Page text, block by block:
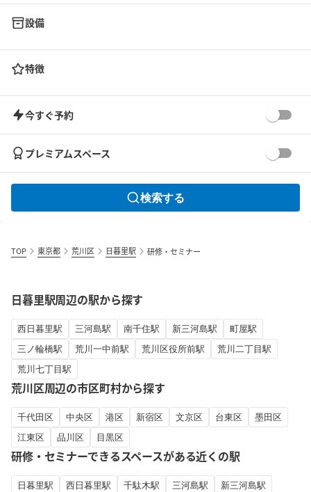
設備
特徴
今すぐ予約
プレミアムスペース
検索する
TOP 東京都 荒川区 日暮里駅 研修・セミナー
日暮里駅周辺の駅から探す
西日暮里駅 三河島駅 南千住駅 新三河島駅
町屋駅
三ノ輪橋駅
荒川一中前駅 荒川区役所前駅
荒川二丁目駅
荒川七丁目駅
荒川区周辺の市区町村から探す
千代田区 中央区 港区 新宿区 文京区 台東区
墨田区
江東区
品川区 目黒区
研修・セミナーできるスペースがある近くの駅
日暮里駅 西日暮里駅 千駄木駅 三河島駅
新三河島駅